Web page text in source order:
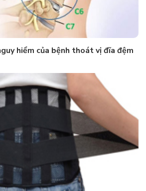
hiểm của bệnh thoát vị đĩa đệm